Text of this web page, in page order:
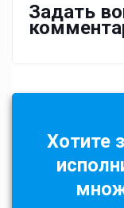
Задать
Хотите